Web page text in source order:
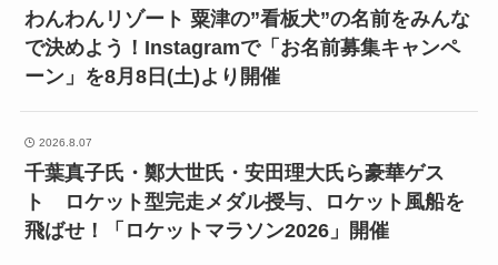
わんわんリゾート 粟津の”看板犬”の名前をみんな
で決めよう！Instagramで「お名前募集キャンペ
ーン」を8月8日(土)より開催
2026.8.07
千葉真子氏・鄭大世氏・安田理大氏ら豪華ゲス
ト ロケット型完走メダル授与、ロケット風船を
飛ばせ！「ロケットマラソン2026」開催